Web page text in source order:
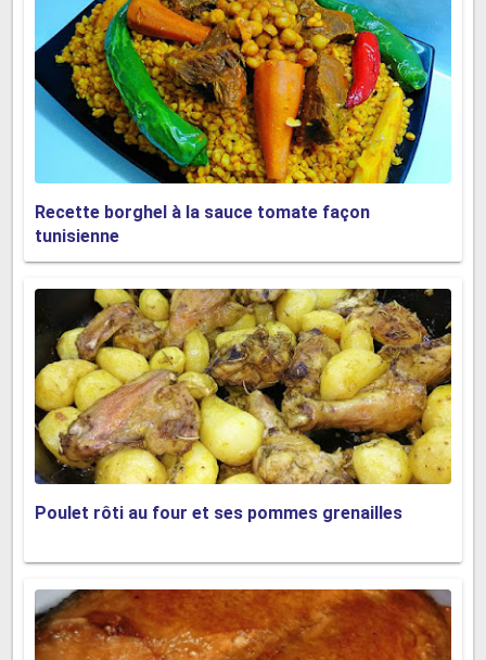
Recette borghel à la sauce tomate façon
tunisienne
Poulet rôti au four et ses pommes grenailles